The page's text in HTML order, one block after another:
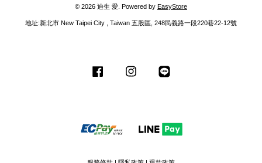
© 2026 迪生 愛. Powered by EasyStore
地址:新北市 New Taipei City , Taiwan 五股區, 248民義路一段220巷22-12號
Facebook Instagram